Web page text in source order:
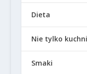
Dieta
Nie tylko
Smaki